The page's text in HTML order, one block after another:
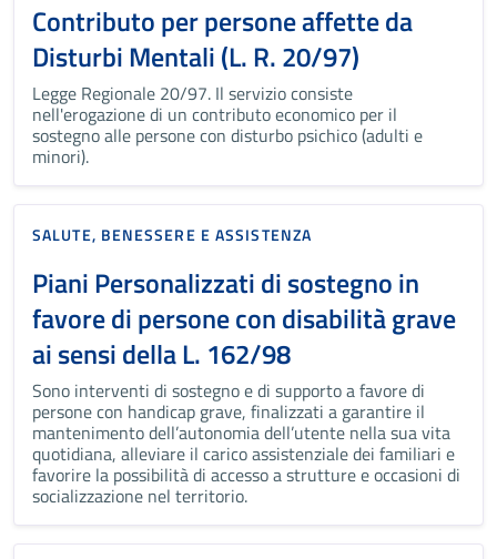
Contributo per persone affette da
Disturbi Mentali (L. R. 20/97)
Legge Regionale 20/97. Il servizio consiste
nell'erogazione di un contributo economico per il
sostegno alle persone con disturbo psichico (adulti e
minori).
SALUTE, BENESSERE E ASSISTENZA
Piani Personalizzati di sostegno in
favore di persone con disabilità grave
ai sensi della L. 162/98
Sono interventi di sostegno e di supporto a favore di
persone con handicap grave, finalizzati a garantire il
mantenimento dell’autonomia dell’utente nella sua vita
quotidiana, alleviare il carico assistenziale dei familiari e
favorire la possibilità di accesso a strutture e occasioni di
socializzazione nel territorio.